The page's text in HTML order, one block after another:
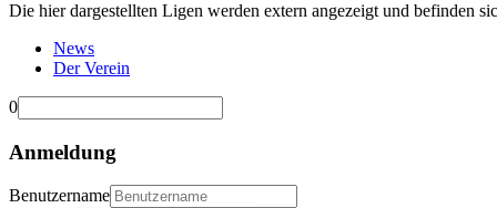
Die hier dargestellten Ligen werden extern angezeigt und befinden
News
Der Verein
0
Anmeldung
Benutzername